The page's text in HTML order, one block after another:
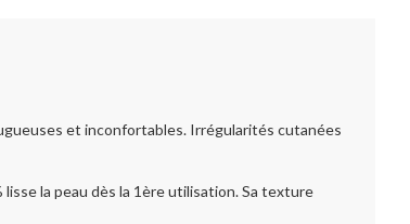
et inconfortables. Irrégularités cutanées
la peau dès la 1ère utilisation. Sa texture